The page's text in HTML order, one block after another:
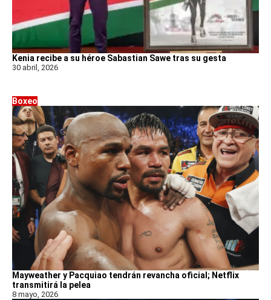
Kenia recibe a su héroe Sabastian Sawe tras su gesta
30 abril, 2026
Boxeo
Mayweather y Pacquiao tendrán revancha oficial; Netflix
transmitirá la pelea
8 mayo, 2026